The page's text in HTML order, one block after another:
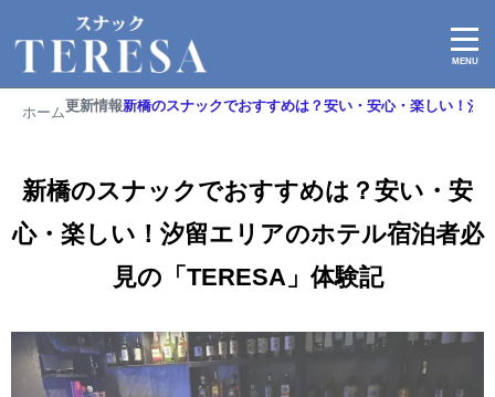
ホーム更新情報新橋のスナックでおすすめは？安い・安心・楽しい！汐
新橋のスナックでおすすめは？安い・安
心・楽しい！汐留エリアのホテル宿泊者必
見の「TERESA」体験記